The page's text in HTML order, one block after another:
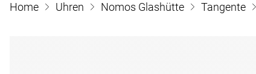
Home Uhren Nomos Glashütte Tangente